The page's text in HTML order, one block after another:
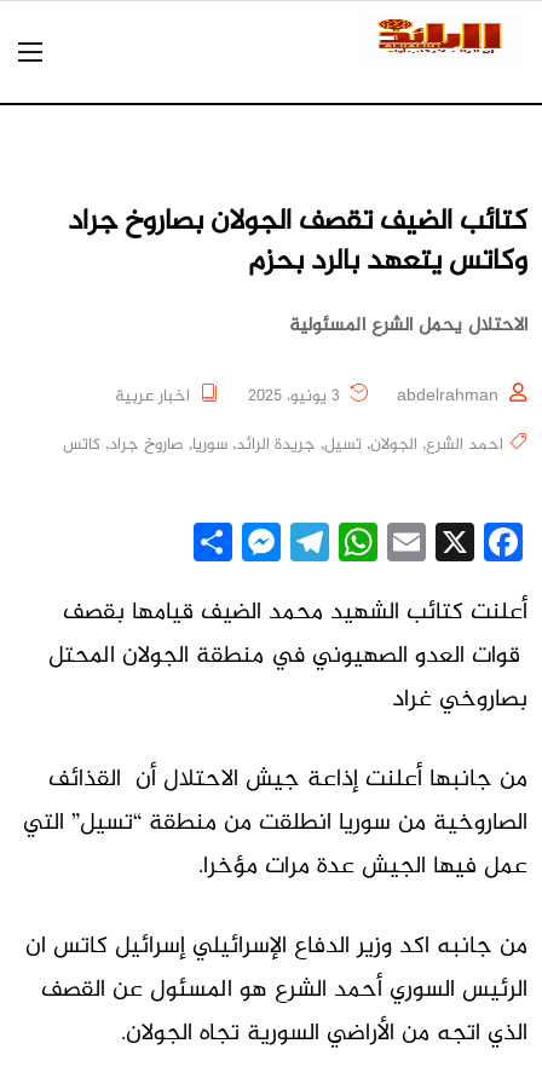
كتائب الضيف تقصف الجولان بصاروخ جراد
وكاتس يتعهد بالرد بحزم
الاحتلال يحمل الشرع المسئولية
abdelrahman
اخبار عربية
احمد الشرع, الجولان, تسيل, جريدة الرائد, سوريا, صاروخ جراد, كاتس
Facebook
X
Email
WhatsApp
Telegram
Messenger
أعلنت كتائب الشهيد محمد الضيف قيامها بقصف
قوات العدو الصهيوني في منطقة الجولان المحتل
بصاروخي غراد
من جانبها أعلنت إذاعة جيش الاحتلال أن القذائف
الصاروخية من سوريا انطلقت من منطقة “تسيل” التي
عمل فيها الجيش عدة مرات مؤخرا.
من جانبه اكد وزير الدفاع الإسرائيلي إسرائيل كاتس ان
الرئيس السوري أحمد الشرع هو المسئول عن القصف
الذي اتجه من الأراضي السورية تجاه الجولان.